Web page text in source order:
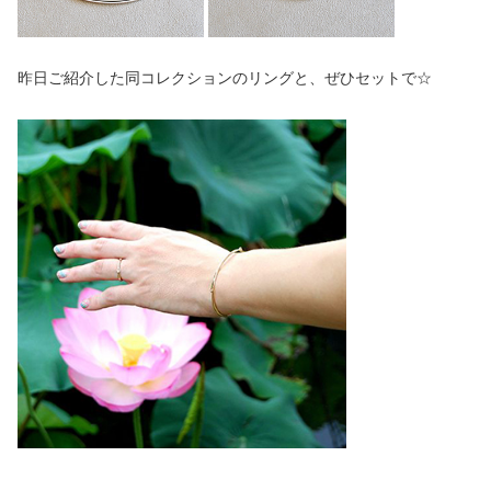
昨日ご紹介した同コレクションのリングと、ぜひセットで☆